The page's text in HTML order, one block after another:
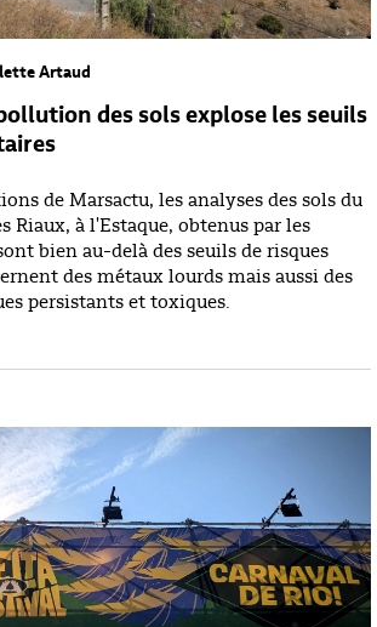
Artaud
des sols explose les seuils
de Marsactu, les analyses des sols du
Riaux, à l'Estaque, obtenus par les
bien au-delà des seuils de risques
des métaux lourds mais aussi des
persistants et toxiques.